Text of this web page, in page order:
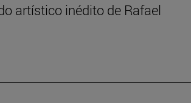
artístico inédito de Rafael